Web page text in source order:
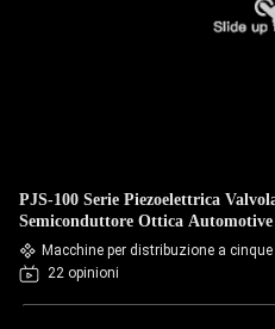
PJS-100 Serie Piezoelettrica
Semiconduttore Ottica
batteria di energia
Macchine per distribuzione a
22 opinioni